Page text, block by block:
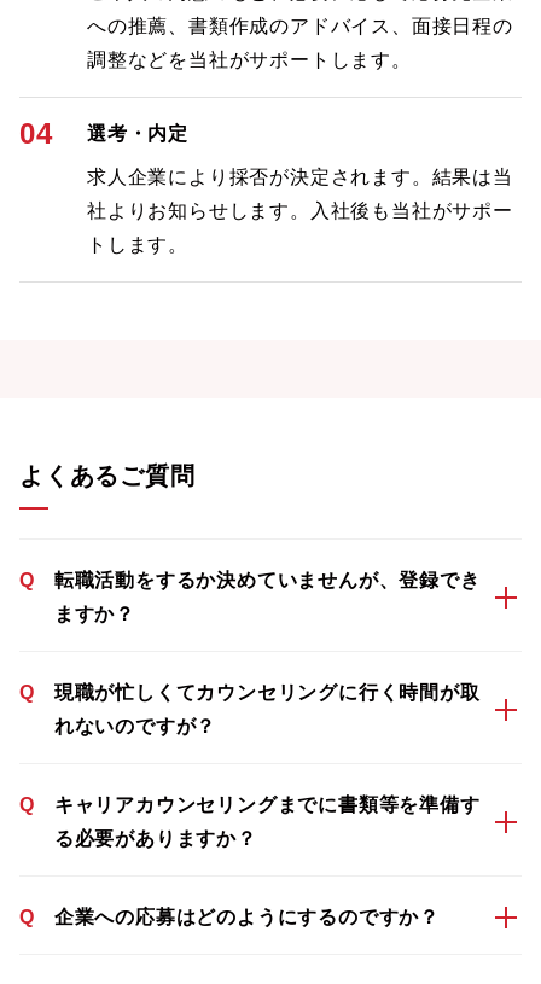
への推薦、書類作成のアドバイス、面接日程の
調整などを当社がサポートします。
04 選考・内定
求人企業により採否が決定されます。結果は当
社よりお知らせします。入社後も当社がサポー
トします。
よくあるご質問
Q
転職活動をするか決めていませんが、登録でき
ますか？
Q
現職が忙しくてカウンセリングに行く時間が取
れないのですが？
Q
キャリアカウンセリングまでに書類等を準備す
る必要がありますか？
Q 企業への応募はどのようにするのですか？